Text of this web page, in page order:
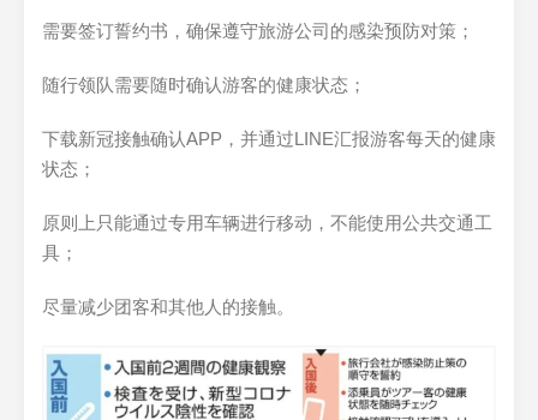
需要签订誓约书，确保遵守旅游公司的感染预防对策；
随行领队需要随时确认游客的健康状态；
下载新冠接触确认APP，并通过LINE汇报游客每天的健康
状态；
原则上只能通过专用车辆进行移动，不能使用公共交通工
具；
尽量减少团客和其他人的接触。